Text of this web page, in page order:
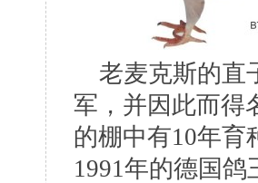
老麦克斯的直
军，并因此而得
的棚中有10年育
1991年的德国鸽